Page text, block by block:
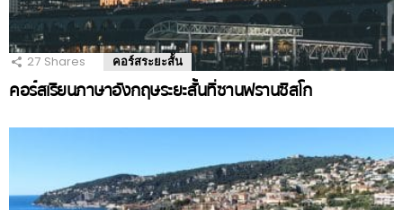
27 Shares คอร์สระยะสั้น
คอร์สเรียนภาษาอังกฤษระยะสั้นที่ซานฟรานซิสโก